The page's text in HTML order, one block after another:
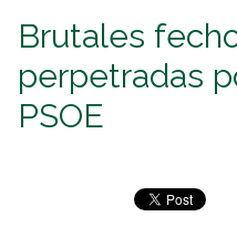
Brutales
perpetradas
PSOE